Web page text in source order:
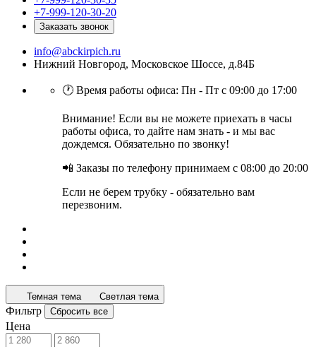
+7-999-120-30-20
Заказать звонок
info@abckirpich.ru
Нижний Новгород, Московское Шоссе, д.84Б
🕐 Время работы офиса: Пн - Пт с 09:00 до 17:00
Внимание! Если вы не можете приехать в часы
работы офиса, то дайте нам знать - и мы вас
дождемся. Обязательно по звонку!
📲 Заказы по телефону принимаем с 08:00 до 20:00
Если не берем трубку - обязательно вам
перезвоним.
Темная тема Светлая тема
Фильтр Сбросить все
Цена